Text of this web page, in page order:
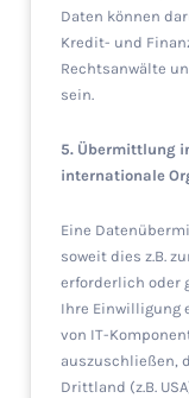
Daten können
Kredit- und
Rechtsanwälte
sein.
5. Übermittlung
internationale
Eine
soweit dies z.B.
erforderlich oder
Ihre Einwilligung
von IT-
auszuschließen,
Drittland (z.B.